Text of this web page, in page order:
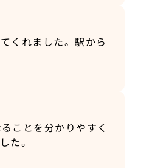
くれました。駅から
ことを分かりやすく
た。